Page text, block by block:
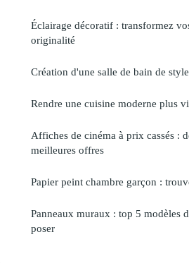
Éclairage décoratif : transformez
originalité
Création d'une salle de bain de
Rendre une cuisine moderne plus
Affiches de cinéma à prix cassés :
meilleures offres
Papier peint chambre garçon :
Panneaux muraux : top 5 modèles
poser